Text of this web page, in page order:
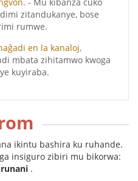
zitandukanye, bose
rumwe.
en la kanaloj,
mbata zihitamwo kwoga
kuyiraba.
ikintu bashira ku ruhande.
insiguro zibiri mu bikorwa:
.